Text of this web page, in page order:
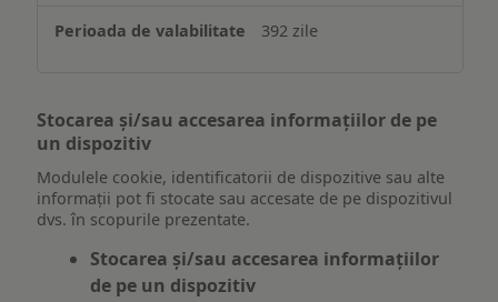
392 zile
Stocarea și/sau accesarea informațiilor de pe
un dispozitiv
Modulele cookie, identificatorii de dispozitive sau alte
informații pot fi stocate sau accesate de pe dispozitivul
dvs. în scopurile prezentate.
Stocarea și/sau accesarea informațiilor
de pe un dispozitiv